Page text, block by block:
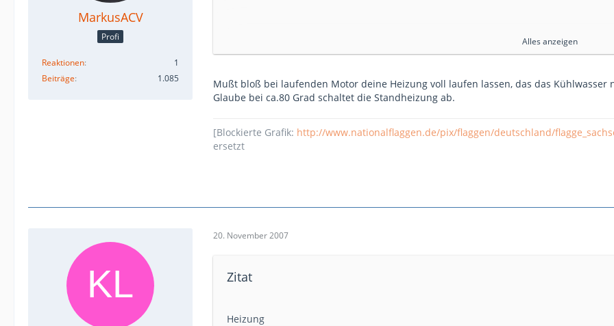
MarkusACV
Profi
Reaktionen
1
Beiträge
1.085
Gruß, Bernd
Alles anzeigen
Mußt bloß bei laufenden Motor deine Heizung voll laufen lassen, das das
Glaube bei ca.80 Grad schaltet die Standheizung ab.
[Blockierte Grafik: http://www.nationalflaggen.de/pix/flaggen/deutschland/
ersetzt
20. November 2007
Zitat
Heizung